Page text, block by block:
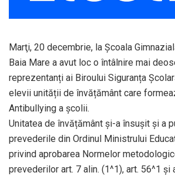
Marţi, 20 decembrie, la Școala
Baia Mare a avut loc o întâlnire mai
reprezentanți ai Biroului Siguranța
elevii unității de învățământ care
Antibullying a școlii.
Unitatea de învățământ și-a însușit și a
prevederile din Ordinul Ministrului
privind aprobarea Normelor
prevederilor art. 7 alin. (1^1), art. 56^1 şi